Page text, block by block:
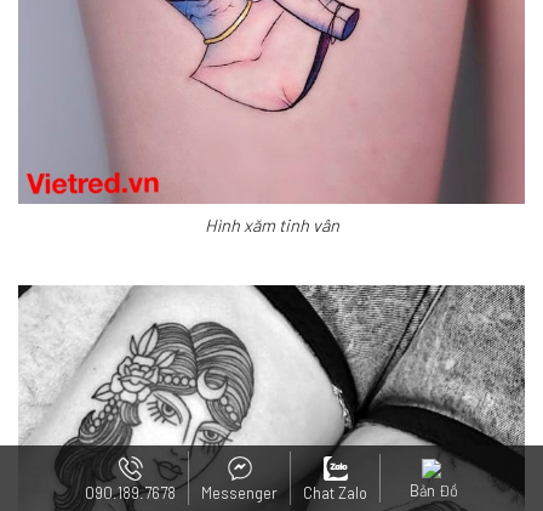
090.189.7678 Messenger Chat Zalo Bản Đồ
Hình xăm tinh vân